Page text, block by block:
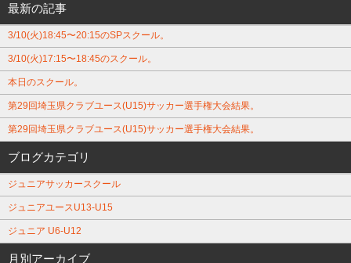
最新の記事
3/10(火)18:45〜20:15のSPスクール。
3/10(火)17:15〜18:45のスクール。
本日のスクール。
第29回埼玉県クラブユース(U15)サッカー選手権大会結果。
第29回埼玉県クラブユース(U15)サッカー選手権大会結果。
ブログカテゴリ
ジュニアサッカースクール
ジュニアユースU13-U15
ジュニア U6-U12
月別アーカイブ